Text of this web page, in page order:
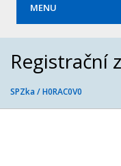
MENU
Registrační
SPZka /H0RAC0V0